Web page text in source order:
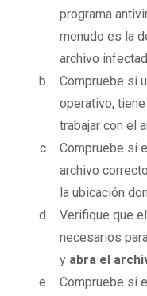
programa
menudo es la
archivo
Compruebe si
operativo,
trabajar con el
Compruebe si
archivo
la ubicación
Verifique que
necesarios
y abra el
Compruebe si